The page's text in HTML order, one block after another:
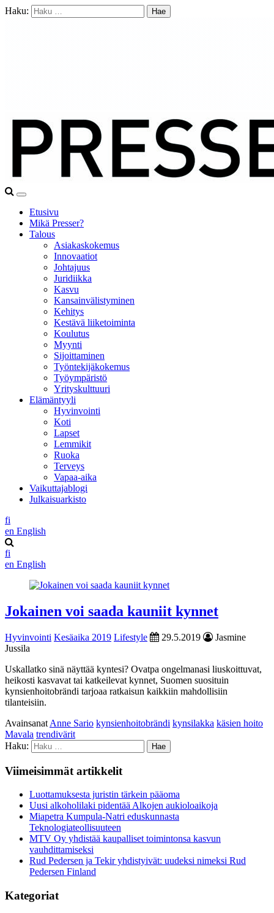
Haku:
Etusivu
Mikä Presser?
Talous
Asiakaskokemus
Innovaatiot
Johtajuus
Juridiikka
Kasvu
Kansainvälistyminen
Kehitys
Kestävä liiketoiminta
Koulutus
Myynti
Sijoittaminen
Työntekijäkokemus
Työympäristö
Yrityskulttuuri
Elämäntyyli
Hyvinvointi
Koti
Lapset
Lemmikit
Ruoka
Terveys
Vapaa-aika
Vaikuttajablogi
Julkaisuarkisto
fi
en English
fi
en English
Jokainen voi saada kauniit kynnet
Hyvinvointi Kesäaika 2019 Lifestyle 29.5.2019
Jasmine
Jussila
Uskallatko sinä näyttää kyntesi? Ovatpa ongelmanasi liuskoittuvat,
heikosti kasvavat tai katkeilevat kynnet, Suomen suosituin
kynsienhoitobrändi tarjoaa ratkaisun kaikkiin mahdollisiin
tilanteisiin.
Avainsanat Anne Sario kynsienhoitobrändi kynsilakka käsien hoito
Mavala trendivärit
Haku:
Viimeisimmät artikkelit
Luottamuksesta juristin tärkein pääoma
Uusi alkoholilaki pidentää Alkojen aukioloaikoja
Miapetra Kumpula-Natri eduskunnasta
Teknologiateollisuuteen
MTV Oy yhdistää kaupalliset toimintonsa kasvun
vauhdittamiseksi
Rud Pedersen ja Tekir yhdistyivät: uudeksi nimeksi Rud
Pedersen Finland
Kategoriat